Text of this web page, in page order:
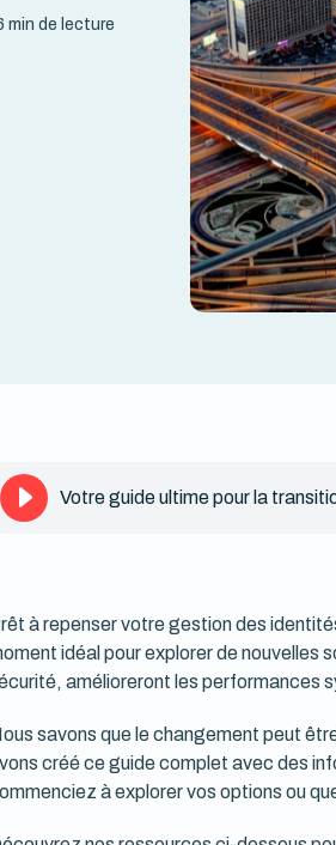
de lecture
Votre guide ultime pour la
à repenser votre gestion des
idéal pour explorer de nouvelles
amélioreront les performances
savons que le changement peut
créé ce guide complet avec des
à explorer vos options ou